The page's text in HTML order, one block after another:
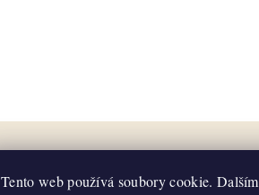
Tento web používá soubory cookie. Dalším